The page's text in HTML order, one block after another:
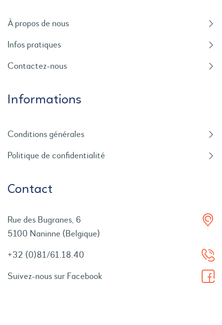
À propos de nous
Infos pratiques
Contactez-nous
Informations
Conditions générales
Politique de confidentialité
Contact
Rue des Bugranes, 6
5100 Naninne (Belgique)
+32 (0)81/61.18.40
Suivez-nous sur Facebook